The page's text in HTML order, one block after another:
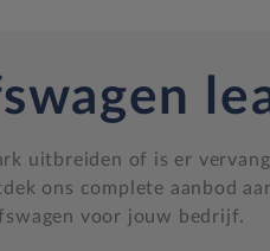
uitbreiden of is er
ons complete aanbod
voor jouw bedrijf.